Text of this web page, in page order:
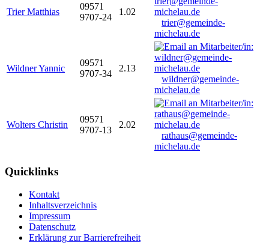
Trier Matthias
09571
9707-24
1.02
trier@gemeinde-
michelau.de
Wildner Yannic
09571
9707-34
2.13
wildner@gemeinde-
michelau.de
Wolters Christin
09571
9707-13
2.02
rathaus@gemeinde-
michelau.de
Quicklinks
Kontakt
Inhaltsverzeichnis
Impressum
Datenschutz
Erklärung zur Barrierefreiheit